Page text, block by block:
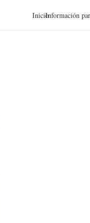
InicioInformación